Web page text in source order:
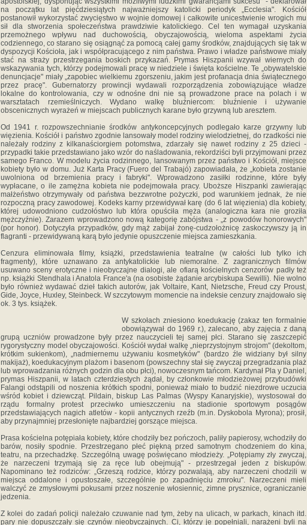
na początku lat pięćdziesiątych najważniejszy katolicki periodyk „Ecclesia". Kościół
postanowił wykorzystać zwycięstwo w wojnie domowej i całkowite unicestwienie wrogich mu
sił dla stworzenia społeczeństwa prawdziwie katolickiego. Cel ten wymagał uzyskania
przemożnego wpływu nad duchowością, obyczajowością, wieloma aspektami życia
codziennego, co starano się osiągnąć za pomocą całej gamy środków, znajdujących się tak w
dyspozycji Kościoła, jak i współpracującego z nim państwa. Prawo i władze państwowe miały
stać na straży przestrzegania boskich przykazań. Prymas Hiszpanii wzywał wiernych do
wskazywania tych, którzy podejmowali pracę w niedziele i święta kościelne. Te „obywatelskie
denuncjacje" miały „zapobiec wielkiemu zgorszeniu, jakim jest profanacja dnia świątecznego
przez pracę". Gubernatorzy prowincji wydawali rozporządzenia zobowiązujące władze
lokalne do kontrolowania, czy w odnośne dni nie są prowadzone prace na polach i w
warsztatach rzemieślniczych. Wydano walkę bluźniercom: bluźnienie i używanie
obscenicznych wyrażeń w miejscach publicznych karane było grzywną lub aresztem.
Od 1941 r. rozpowszechnianie środków antykoncepcyjnych podlegało karze grzywny lub
więzienia. Kościół i państwo zgodnie lansowały model rodziny wielodzietnej, do rzadkości nie
należały rodziny z kilkanaściorgiem potomstwa, zdarzały się nawet rodziny z 25 dzieci -
przypadki takie przedstawiano jako wzór do naśladowania, rekordziści byli przyjmowani przez
samego Franco. W modelu życia rodzinnego, lansowanym przez państwo i Kościół, miejsce
kobiety było w domu. Już Karta Pracy (Fuero del Trabajó) zapowiadała, że „kobieta zostanie
uwolniona od brzemienia pracy i fabryki". Wprowadzono zasiłki rodzinne, które były
wypłacane, o ile zamężna kobieta nie podejmowała pracy. Uboższe Hiszpanki zawierając
małżeństwo otrzymywały od państwa bezzwrotne pożyczki, pod warunkiem jednak, że nie
rozpoczną pracy zawodowej. Kodeks karny przewidywał karę (do 6 lat więzienia) dla kobiety,
której udowodniono cudzołóstwo lub która opuściła męża (analogiczna kara nie groziła
mężczyźnie). Zarazem wprowadzono nową kategorię zabójstwa - „z powodów honorowych"
(por honor). Dotyczyła przypadków, gdy mąż zabijał żonę-cudzołożnicę zaskoczywszy ją in
flagranti - przewidywaną karą było jedynie opuszczenie miejsca zamieszkania.
Cenzura eliminowała filmy, książki, przedstawienia teatralne (w całości lub tylko ich
fragmenty), które uznawano za antykatolickie lub niemoralne. Z zagranicznych filmów
usuwano sceny erotyczne i nieobyczajne dialogi, ale ofiarą kościelnych cenzorów padły też
np. książki Stendhala i Anatola France'a (na osobiste żądanie arcybiskupa Sewilli). Nie wolno
było również wydawać dzieł takich autorów, jak Voltaire, Kant, Nietzsche, Freud czy Proust,
Gide, Joyce, Huxley, Steinbeck. W szczytowym momencie na indeksie cenzury znajdowało się
ok. 3 tys. książek.
W szkołach zniesiono koedukację (zakaz ten formalnie
obowiązywał do 1969 r.), zalecano, aby zajęcia z daną
grupą uczniów prowadzone były przez nauczycieli tej samej płci. Starano się zaszczepić
rygorystyczny model obyczajowości. Kościół wydał walkę „nieprzystojnym strojom" (dekoltom,
krótkim sukienkom), „nadmiernemu używaniu kosmetyków" (bardzo źle widziany był silny
makijaż), koedukacyjnym plażom i basenom (powszechny stał się zwyczaj przegradzania plaż
lub wprowadzania różnych godzin dla obu płci), nowoczesnym tańcom. Kardynał Pla y Daniel,
prymas Hiszpanii, w latach czterdziestych żądał, by członkowie młodzieżowej przybudówki
Falangi odstąpili od noszenia krótkich spodni, ponieważ miało to budzić niezdrowe uczucia
wśród kobiet i dziewcząt. Pildain, biskup Las Palmas (Wyspy Kanaryjskie), wystosował do
rządu formalny protest przeciwko umieszczeniu na stadionie sportowym posągów
przedstawiających nagich atletów - kopii antycznych rzeźb (m.in. Dyskobola Myrona); prosił,
aby przynajmniej przesłonięte najbardziej gorszące miejsca.
Prasa kościelna potępiała kobiety, które chodziły bez pończoch, paliły papierosy, wchodziły do
barów, nosiły spodnie. Przestrzegano płeć piękną przed samotnym chodzeniem do kina,
teatru, na przechadzkę. Szczególną uwagę poświęcano młodzieży. „Potępiamy zły zwyczaj,
że narzeczeni trzymają się za ręce lub obejmują" - przestrzegał jeden z biskupów.
Napominano też rodziców: „Grzeszą rodzice, którzy pozwalają, aby narzeczeni chodzili w
miejsca oddalone i opustoszałe, szczególnie po zapadnięciu zmroku". Narzeczeni mieli
walczyć ze zmysłowymi pokusami przez noszenie włosiennic, zimne prysznice, ograniczanie
jedzenia.
Z kolei do zadań policji należało czuwanie nad tym, żeby na ulicach, w parkach, kinach itd.
pary nie dopuszczały się czynów nieobyczajnych. Ci, którzy je popełniali, narażeni byli na